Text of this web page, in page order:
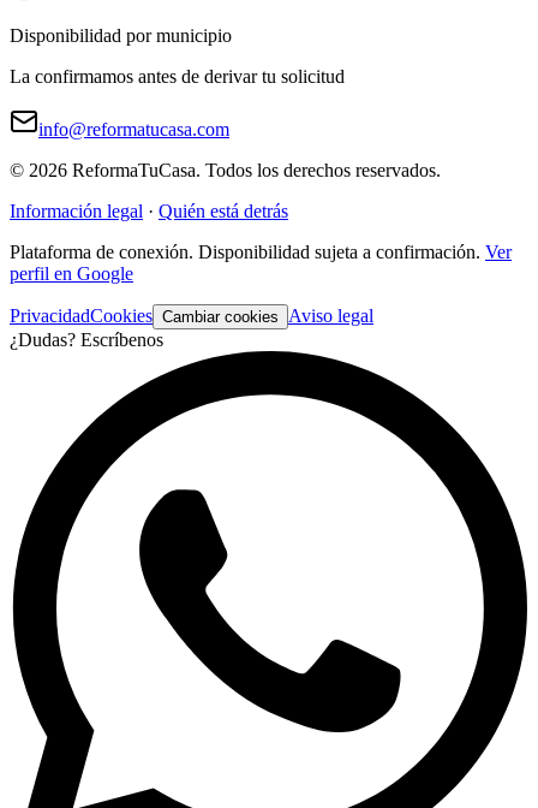
Disponibilidad por municipio
La confirmamos antes de derivar tu solicitud
info@reformatucasa.com
© 2026 ReformaTuCasa. Todos los derechos reservados.
Información legal · Quién está detrás
Plataforma de conexión. Disponibilidad sujeta a confirmación. Ver
perfil en Google
PrivacidadCookies Cambiar cookies
Aviso legal
¿Dudas? Escríbenos